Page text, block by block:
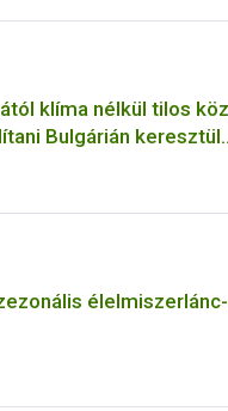
klíma nélkül tilos
Bulgárián keresztül